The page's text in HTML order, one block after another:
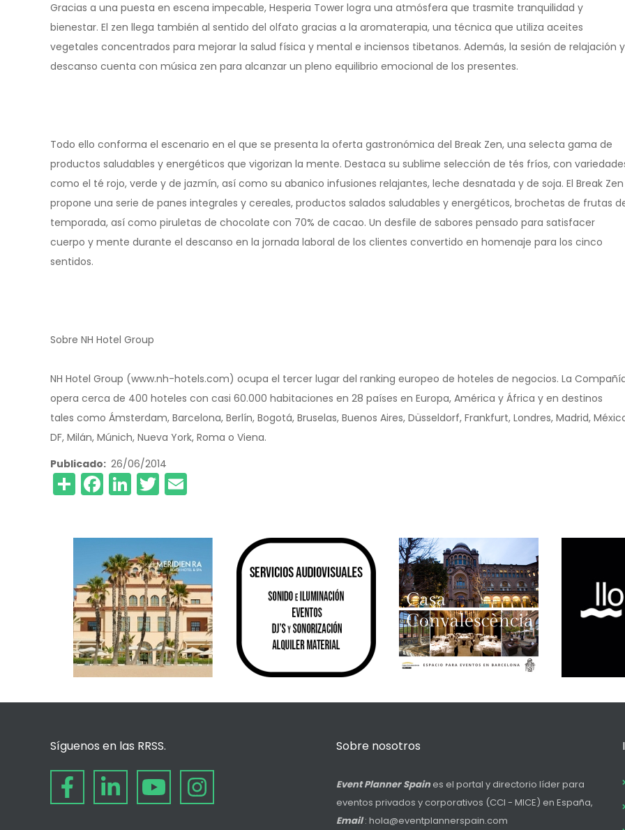
Gracias a una puesta en escena impecable, Hesperia Tower logra una atmósfera que trasmite tranquilidad y
bienestar. El zen llega también al sentido del olfato gracias a la aromaterapia, una técnica que utiliza aceites
vegetales concentrados para mejorar la salud física y mental e inciensos tibetanos. Además, la sesión de relajación y
descanso cuenta con música zen para alcanzar un pleno equilibrio emocional de los presentes.
Todo ello conforma el escenario en el que se presenta la oferta gastronómica del Break Zen, una selecta gama de
productos saludables y energéticos que vigorizan la mente. Destaca su sublime selección de tés fríos, con
como el té rojo, verde y de jazmín, así como su abanico infusiones relajantes, leche desnatada y de soja. El Break Zen
propone una serie de panes integrales y cereales, productos salados saludables y energéticos, brochetas de frutas
temporada, así como piruletas de chocolate con 70% de cacao. Un desfile de sabores pensado para satisfacer
cuerpo y mente durante el descanso en la jornada laboral de los clientes convertido en homenaje para los cinco
sentidos.
Sobre NH Hotel Group
NH Hotel Group (www.nh-hotels.com) ocupa el tercer lugar del ranking europeo de hoteles de negocios. La
opera cerca de 400 hoteles con casi 60.000 habitaciones en 28 países en Europa, América y África y en destinos
tales como Ámsterdam, Barcelona, Berlín, Bogotá, Bruselas, Buenos Aires, Düsseldorf, Frankfurt, Londres, Madrid,
DF, Milán, Múnich, Nueva York, Roma o Viena.
Publicado 26/06/2014
ShareFacebook
LinkedIn
Twitter
Síguenos en las RRSS. Sobre nosotros
Event Planner Spaines el portal y directorio líder para
eventos privados y corporativos (CCI - MICE) en España,
Email: hola@eventplannerspain.com